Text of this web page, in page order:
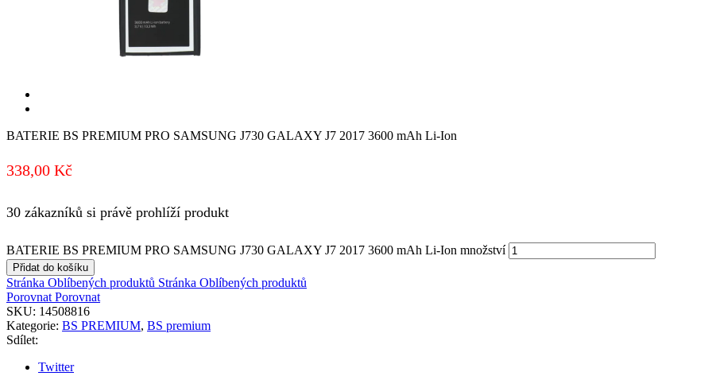
BATERIE BS PREMIUM PRO SAMSUNG J730 GALAXY J7 2017 3600 mAh Li-Ion
338,00 Kč
30 zákazníků si právě prohlíží produkt
BATERIE BS PREMIUM PRO SAMSUNG J730 GALAXY J7 2017 3600 mAh Li-Ion množství
Přidat do košíku
Stránka Oblíbených produktů Stránka Oblíbených produktů
Porovnat Porovnat
SKU: 14508816
Kategorie: BS PREMIUM, BS premium
Sdílet:
Twitter